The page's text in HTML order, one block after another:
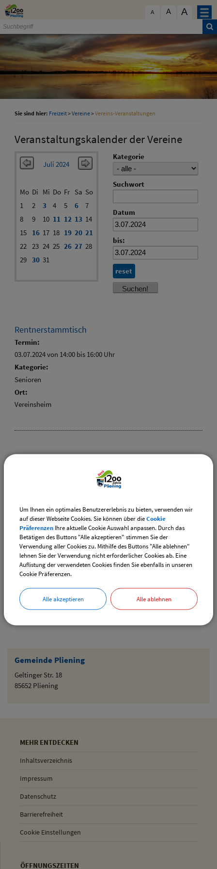
Zum Inhalt
A A A
Gemeinde Pliening
Geltinger Str. 18
85652 Pliening
Sie sind hier: Freizeit>Vereine>Vereins-Veranstaltungen
Veranstaltungskalender der Vereine
Juli 2024
Mo Di Mi Do Fr Sa So
1
2 3 4 5 6
7
8
9 10 11 12 13 14
15
16 17 18 19 20 21
22 23 24 25 26 27 28
29 30 31
Kategorie
Suchwort
Datum
bis:
reset
Rentnerstammtisch
Termin:
03.07.2024 von 14:00 bis 16:00 Uhr
Kategorie:
Senioren
Ort:
Vereinsheim
Vereinsangebote speziell für junge Leute
Downloads
Den gewählten Termin als VCS-Kalenderdatei
downloaden
Den gewählten Termin als iCal-Kalenderdatei
MEHR ENTDECKEN
Inhaltsverzeichnis
Impressum
Datenschutz
Barrierefreiheit
Cookie Einstellungen
ÖFFNUNGSZEITEN
Um Ihnen ein optimales Benutzererlebnis zu bieten, verwenden wir
auf dieser Webseite Cookies. Sie können über dieCookie
Präferenzen Ihre aktuelle Cookie Auswahl anpassen. Durch das
Betätigen des Buttons "Alle akzeptieren" stimmen Sie der
Verwendung aller Cookies zu. Mithilfe des Buttons "Alle ablehnen"
lehnen Sie der Verwendung nicht erforderlicher Cookies ab. Eine
Auflistung der verwendeten Cookies finden Sie ebenfalls in unseren
Cookie Präferenzen.
Alle akzeptieren Alle ablehnen
schließen